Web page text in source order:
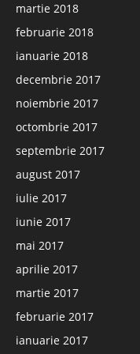
martie 2018
februarie 2018
ianuarie 2018
decembrie 2017
noiembrie 2017
octombrie 2017
septembrie 2017
august 2017
iulie 2017
iunie 2017
mai 2017
aprilie 2017
martie 2017
februarie 2017
ianuarie 2017